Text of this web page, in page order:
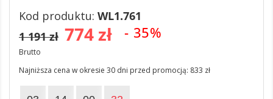
Kod produktu: WL1.761
774 zł - 35%
1 191 zł
Brutto
Najniższa cena w okresie 30 dni przed promocją: 833 zł